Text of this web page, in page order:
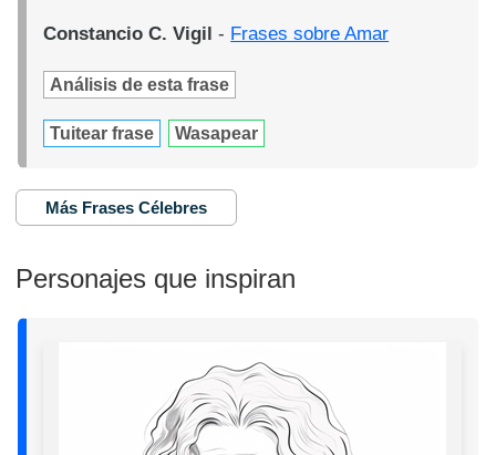
Constancio C. Vigil - Frases sobre Amar
Análisis de esta frase
Tuitear frase Wasapear
Más Frases Célebres
Personajes que inspiran